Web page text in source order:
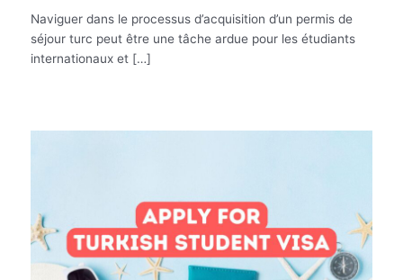
Naviguer dans le processus d’acquisition d’un permis de
séjour turc peut être une tâche ardue pour les étudiants
internationaux et […]